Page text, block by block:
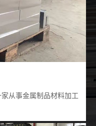
从事金属制品材料加工